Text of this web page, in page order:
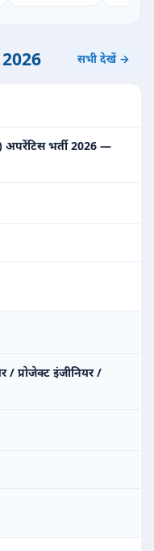
2026 सभी देखें →
अपरेंटिस भर्ती 2026 —
/ प्रोजेक्ट इंजीनियर /